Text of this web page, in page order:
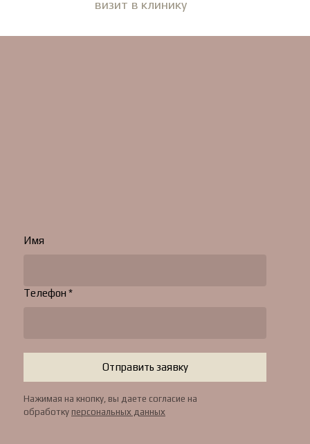
Имя
Телефон *
Отправить заявку
Нажимая на кнопку, вы даете согласие на
обработку персональных данных
визит в клинику